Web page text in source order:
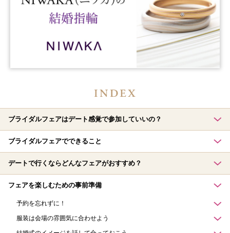
ブライダルフェアはデート感覚で参加していいの？
ブライダルフェアでできること
デートで行くならどんなフェアがおすすめ？
フェアを楽しむための事前準備
予約を忘れずに！
服装は会場の雰囲気に合わせよう